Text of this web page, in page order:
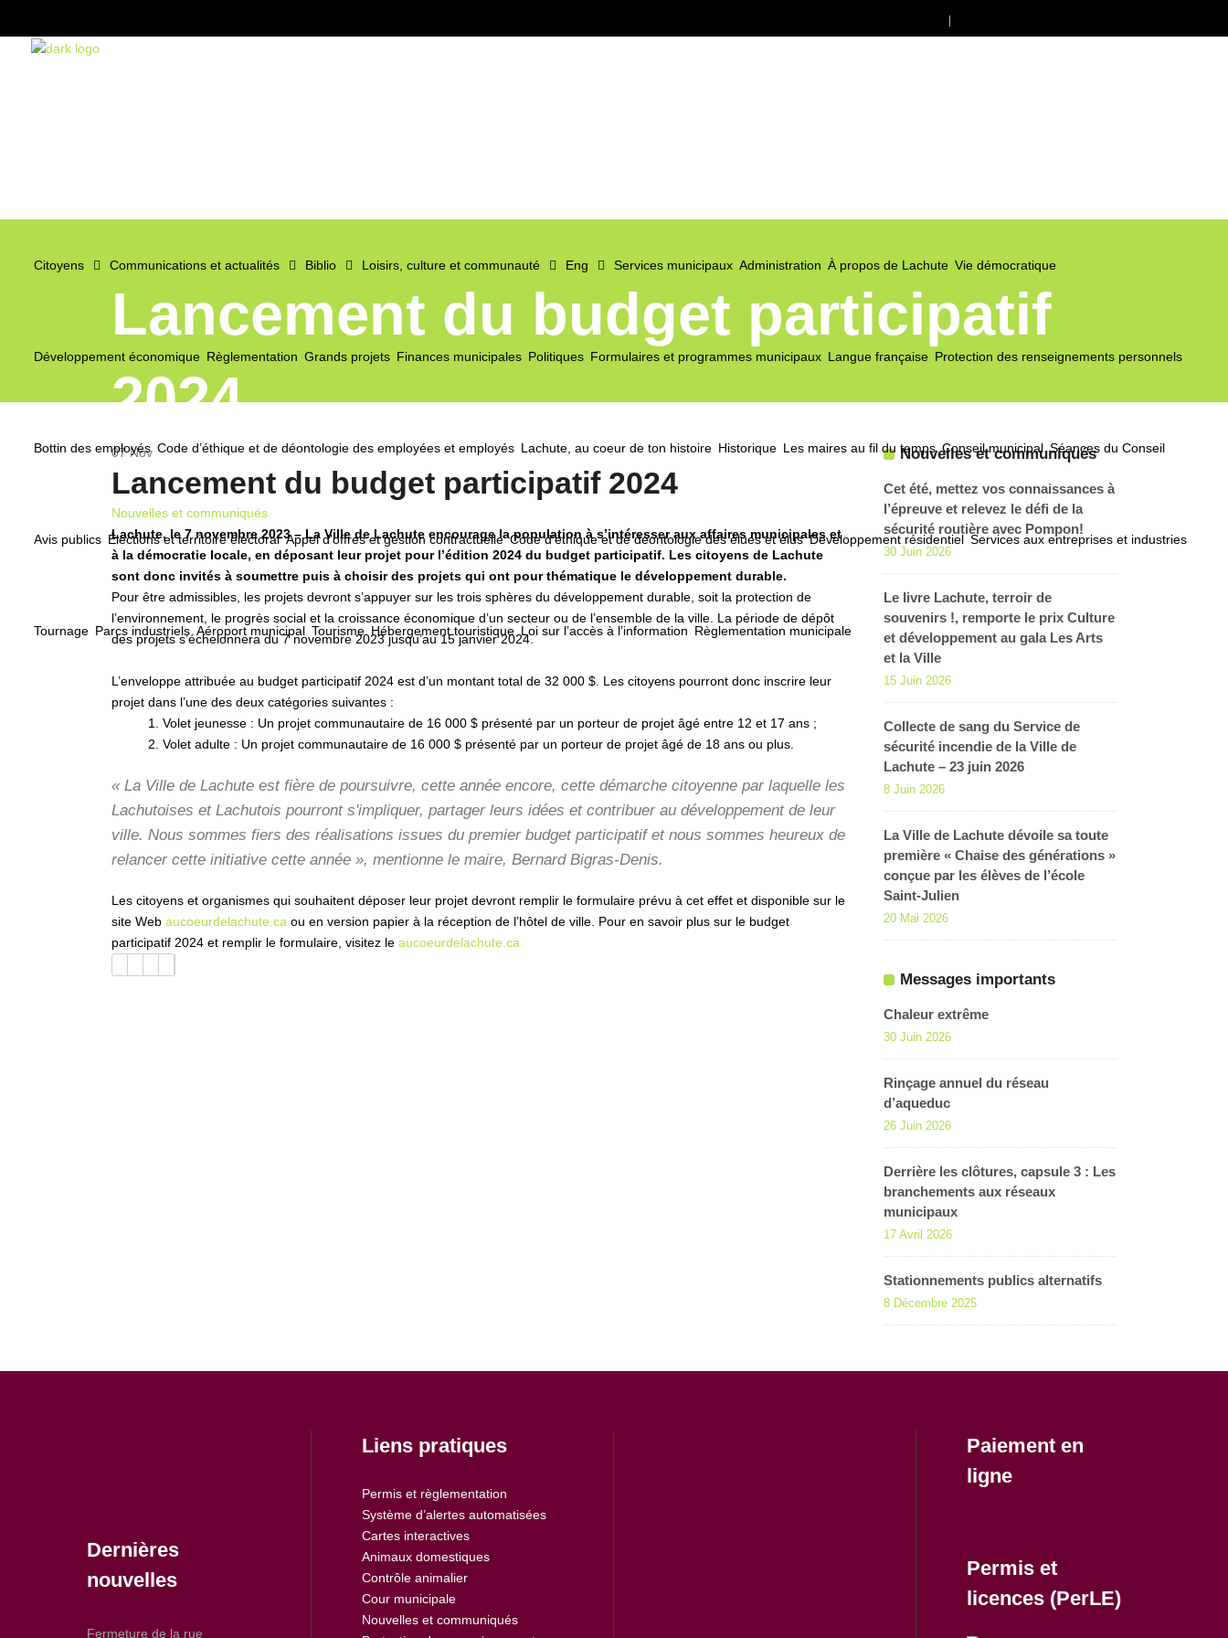
Citoyens Communications et actualités Biblio Loisirs, culture et communauté Eng Services municipaux Administration À propos de Lachute Vie démocratique
Développement économique Règlementation Grands projets Finances municipales Politiques Formulaires et programmes municipaux Langue française Protection des renseignements personnels
Bottin des employés Code d’éthique et de déontologie des employées et employés Lachute, au coeur de ton histoire Historique Les maires au fil du temps Conseil municipal Séances du Conseil
Avis publics Élections et territoire électoral Appel d’offres et gestion contractuelle Code d’éthique et de déontologie des élues et élus Développement résidentiel Services aux entreprises et industries
Tournage Parcs industriels Aéroport municipal Tourisme Hébergement touristique Loi sur l’accès à l’information Règlementation municipale
Lancement du budget participatif
2024
07 Nov
Lancement du budget participatif 2024
Nouvelles et communiqués
Lachute, le 7 novembre 2023 – La Ville de Lachute encourage la population à s’intéresser aux affaires municipales et
à la démocratie locale, en déposant leur projet pour l’édition 2024 du budget participatif. Les citoyens de Lachute
sont donc invités à soumettre puis à choisir des projets qui ont pour thématique le développement durable.
Pour être admissibles, les projets devront s’appuyer sur les trois sphères du développement durable, soit la protection de
l’environnement, le progrès social et la croissance économique d’un secteur ou de l’ensemble de la ville. La période de dépôt
des projets s’échelonnera du 7 novembre 2023 jusqu’au 15 janvier 2024.
L’enveloppe attribuée au budget participatif 2024 est d’un montant total de 32 000 $. Les citoyens pourront donc inscrire leur
projet dans l’une des deux catégories suivantes :
1. Volet jeunesse : Un projet communautaire de 16 000 $ présenté par un porteur de projet âgé entre 12 et 17 ans ;
2. Volet adulte : Un projet communautaire de 16 000 $ présenté par un porteur de projet âgé de 18 ans ou plus.
« La Ville de Lachute est fière de poursuivre, cette année encore, cette démarche citoyenne par laquelle les
Lachutoises et Lachutois pourront s'impliquer, partager leurs idées et contribuer au développement de leur
ville. Nous sommes fiers des réalisations issues du premier budget participatif et nous sommes heureux de
relancer cette initiative cette année », mentionne le maire, Bernard Bigras-Denis.
Les citoyens et organismes qui souhaitent déposer leur projet devront remplir le formulaire prévu à cet effet et disponible sur le
site Web aucoeurdelachute.ca ou en version papier à la réception de l’hôtel de ville. Pour en savoir plus sur le budget
participatif 2024 et remplir le formulaire, visitez le aucoeurdelachute.ca
Nouvelles et communiqués
Cet été, mettez vos connaissances à
l’épreuve et relevez le défi de la
sécurité routière avec Pompon!
30 Juin 2026
Le livre Lachute, terroir de
souvenirs !, remporte le prix Culture
et développement au gala Les Arts
et la Ville
15 Juin 2026
Collecte de sang du Service de
sécurité incendie de la Ville de
Lachute – 23 juin 2026
8 Juin 2026
La Ville de Lachute dévoile sa toute
première « Chaise des générations »
conçue par les élèves de l’école
Saint-Julien
20 Mai 2026
Messages importants
Chaleur extrême
30 Juin 2026
Rinçage annuel du réseau
d’aqueduc
26 Juin 2026
Derrière les clôtures, capsule 3 : Les
branchements aux réseaux
municipaux
17 Avril 2026
Stationnements publics alternatifs
8 Décembre 2025
Dernières
nouvelles
Fermeture de la rue
Liens pratiques
Permis et règlementation
Système d’alertes automatisées
Cartes interactives
Animaux domestiques
Contrôle animalier
Cour municipale
Nouvelles et communiqués
Paiement en
ligne
Permis et
licences (PerLE)